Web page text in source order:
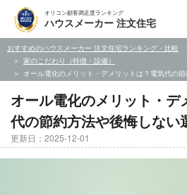
オリコン顧客満足度ランキング
ハウスメーカー 注文住宅
おすすめのハウスメーカー 注文住宅ランキング・比較
家のこだわり（特徴・設備）
オール電化のメリット・デメリットは？電気代の
オール電化のメリット・デ
代の節約方法や後悔しない
更新日：2025-12-01